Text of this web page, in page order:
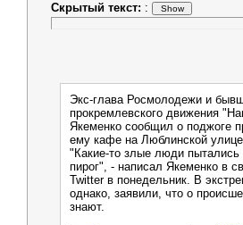
Скрытый текст: :
Экс-глава Росмолодежи и
прокремлевского движения
Якеменко сообщил о поджоге
ему кафе на Люблинской
"Какие-то злые люди
пирог", - написал Якеменко в
Twitter в понедельник. В
однако, заявили, что о
знают.